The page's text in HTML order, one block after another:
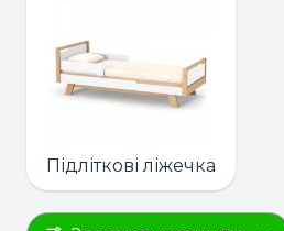
Підліткові ліжечка